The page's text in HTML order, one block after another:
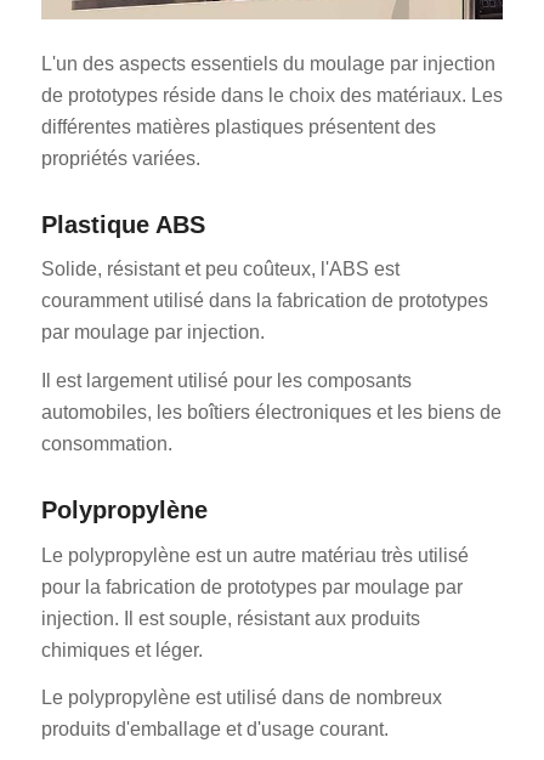
L'un des aspects essentiels du moulage par injection
de prototypes réside dans le choix des matériaux. Les
différentes matières plastiques présentent des
propriétés variées.
Plastique ABS
Solide, résistant et peu coûteux, l'ABS est
couramment utilisé dans la fabrication de prototypes
par moulage par injection.
Il est largement utilisé pour les composants
automobiles, les boîtiers électroniques et les biens de
consommation.
Polypropylène
Le polypropylène est un autre matériau très utilisé
pour la fabrication de prototypes par moulage par
injection. Il est souple, résistant aux produits
chimiques et léger.
Le polypropylène est utilisé dans de nombreux
produits d'emballage et d'usage courant.